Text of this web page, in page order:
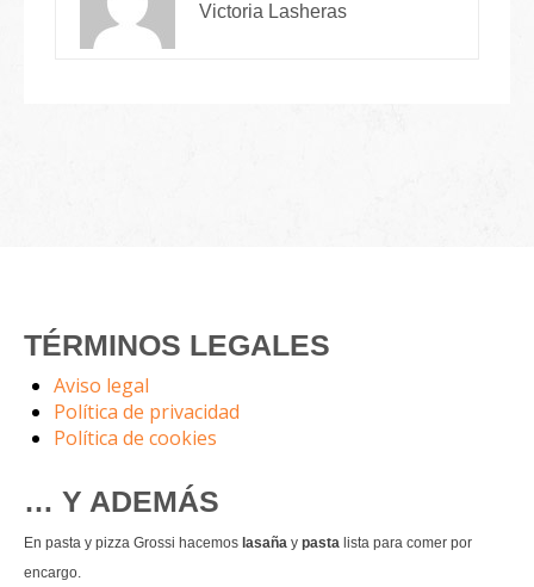
Victoria Lasheras
TÉRMINOS LEGALES
Aviso legal
Política de privacidad
Política de cookies
… Y ADEMÁS
En pasta y pizza Grossi hacemos lasaña y pasta lista para comer por
encargo.